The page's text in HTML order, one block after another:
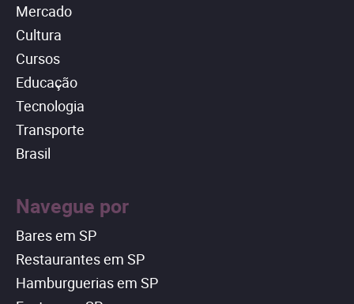
Mercado
Cultura
Cursos
Educação
Tecnologia
Transporte
Brasil
Navegue por
Bares em SP
Restaurantes em SP
Hamburguerias em SP